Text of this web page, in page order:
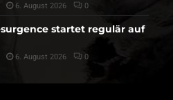
6. August 2026 0
startet regulär auf
6. August 2026 0